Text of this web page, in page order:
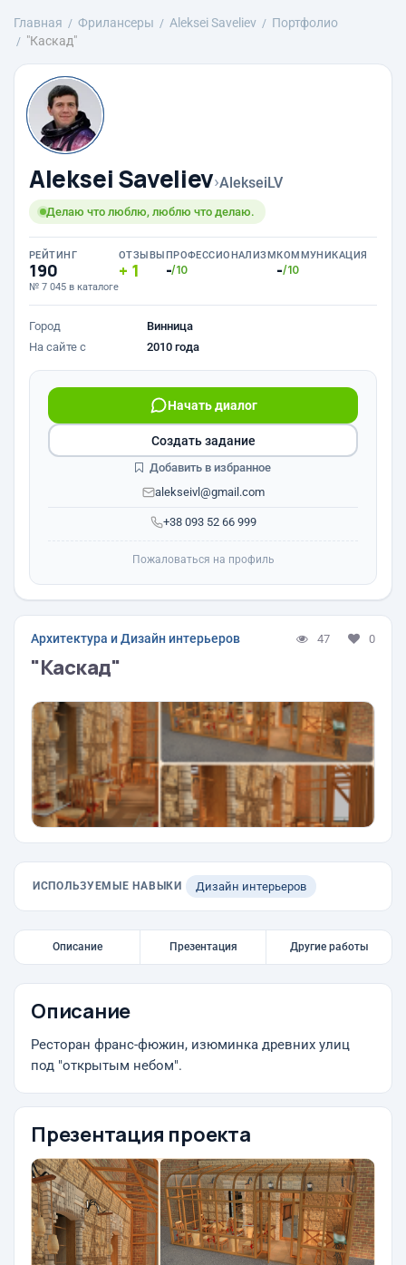
Главная Фрилансеры Aleksei Saveliev
Портфолио
"Каскад"
Aleksei Saveliev›AlekseiLV
Делаю что люблю, люблю что делаю.
РЕЙТИНГ
190
№ 7 045 в каталоге
ОТЗЫВЫ
1
ПРОФЕССИОНАЛИЗМ
-/10
КОММУНИКАЦИЯ
-/10
Город
Винница
На сайте с
2010 года
+38 093 52 66 999
Начать диалог
alekseivl@gmail.com
Создать задание
Добавить в избранное
Пожаловаться на профиль
Архитектура и Дизайн интерьеров 47 0
"Каскад"
ИСПОЛЬЗУЕМЫЕ НАВЫКИ Дизайн интерьеров
Описание Презентация Другие работы
Описание
Ресторан франс-фюжин, изюминка древних улиц
под "открытым небом".
Презентация проекта